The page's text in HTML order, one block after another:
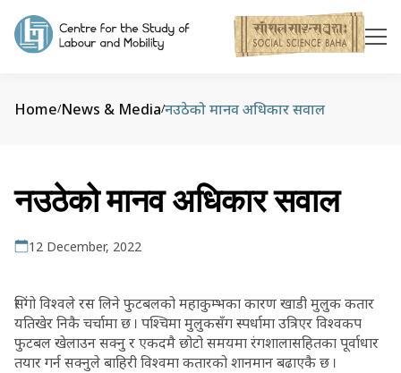
Home/News & Media/नउठेको मानव अधिकार सवाल
नउठेको मानव अधिकार सवाल
12 December, 2022
सिंगो विश्वले रस लिने फुटबलको महाकुम्भका कारण खाडी मुलुक कतार
यतिखेर निकै चर्चामा छ । पश्चिमा मुलुकसँग स्पर्धामा उत्रिएर विश्वकप
फुटबल खेलाउन सक्नु र एकदमै छोटो समयमा रंगशालासहितका पूर्वाधार
तयार गर्न सक्नुले बाहिरी विश्वमा कतारको शानमान बढाएकै छ ।